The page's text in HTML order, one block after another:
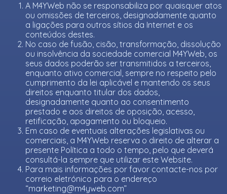
A M4YWeb não se responsabiliza por quaisquer atos
ou omissões de terceiros, designadamente quanto
a ligações para outros sítios da Internet e os
conteúdos destes.
No caso de fusão, cisão, transformação, dissolução
ou insolvência da sociedade comercial M4YWeb, os
seus dados poderão ser transmitidos a terceiros,
enquanto ativo comercial, sempre no respeito pelo
cumprimento da lei aplicável e mantendo os seus
direitos enquanto titular dos dados,
designadamente quanto ao consentimento
prestado e aos direitos de oposição, acesso,
retificação, apagamento ou bloqueio.
Em caso de eventuais alterações legislativas ou
comerciais, a M4YWeb reserva o direito de alterar a
presente Política a todo o tempo, pelo que deverá
consultá-la sempre que utilizar este Website.
Para mais informações por favor contacte-nos por
correio eletrónico para o endereço
“marketing@m4yweb.com”